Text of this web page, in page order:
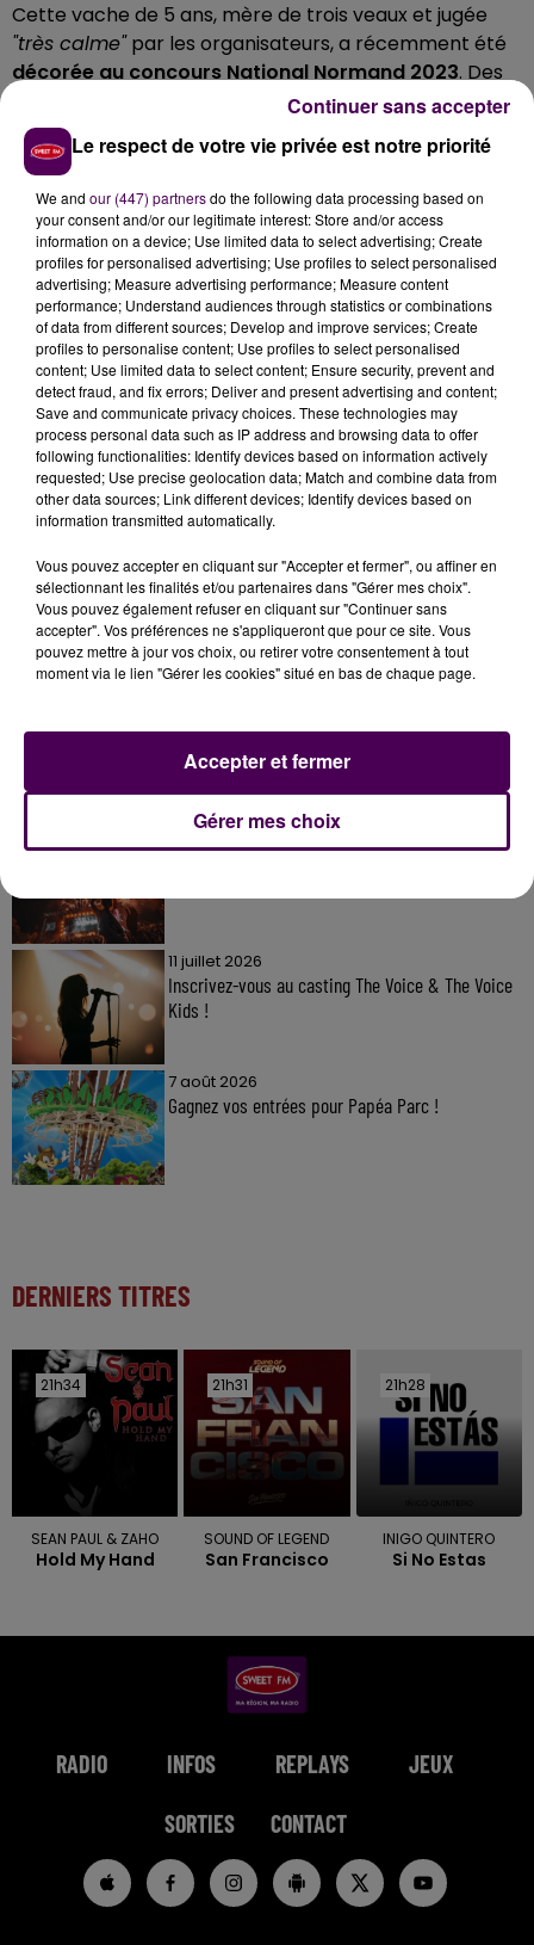
Cette vache de 5 ans, mère de trois veaux et jugée
"très calme"par les organisateurs, a récemment été
décorée au concours National Normand 2023. Des
atouts indéniables face aux nombreux visiteurs -615
000 lors de l'édition 2023- qu’elle croisera dans les
allées du salon parisien, bien loin du calme des prairies
normandes. Oreillette prendra la pose dans le
pavillon 1.
DES FROMAGES AOP AVEC SON LAIT
Oreillette estissue d’un élevage de Briouzecomposé
de 110 bovins, dont le lait est ensuite transformé
camembert et Pont-l’Evêque, AOPévidemment. La
Normande estla troisième race bovine de France,
avec près de 190 000 têtes réparties dans 6 000
troupeaux.La 60e éditiondu Salon de l’Agriculture
aura lieu du 24 février au 3 mars prochain à Paris.
11 juillet 2026
Inscrivez-vous au casting The Voice & The Voice
Kids !
7 août 2026
Gagnez vos entrées pour Papéa Parc !
DERNIERS TITRES
21h34
21h34
SEAN PAUL & ZAHO
Hold My Hand
21h31
21h31
SOUND OF LEGEND
San Francisco
21h28
21h28
INIGO QUINTERO
Si No Estas
RADIO INFOS REPLAYS JEUX
SORTIES CONTACT
Le respect de votre vie privée est notre priorité
We and our (447) partnersdo the following data processing based on
your consent and/or our legitimate interest: Store and/or access
information on a device; Use limited data to select advertising; Create
profiles for personalised advertising; Use profiles to select personalised
advertising; Measure advertising performance; Measure content
performance; Understand audiences through statistics or combinations
of data from different sources; Develop and improve services; Create
profiles to personalise content; Use profiles to select personalised
content; Use limited data to select content; Ensure security, prevent and
detect fraud, and fix errors; Deliver and present advertising and content;
Save and communicate privacy choices. These technologies may
process personal data such as IP address and browsing data to offer
following functionalities: Identify devices based on information actively
requested; Use precise geolocation data; Match and combine data from
other data sources; Link different devices; Identify devices based on
information transmitted automatically.
Vous pouvez accepter en cliquant sur "Accepter et fermer", ou affiner en
sélectionnant les finalités et/ou partenaires dans "Gérer mes choix".
Vous pouvez également refuser en cliquant sur "Continuer sans
accepter". Vos préférences ne s'appliqueront que pour ce site. Vous
pouvez mettre à jour vos choix, ou retirer votre consentement à tout
moment via le lien "Gérer les cookies" situé en bas de chaque page.
Gérer mes choix
Accepter et fermer
Continuer sans accepter